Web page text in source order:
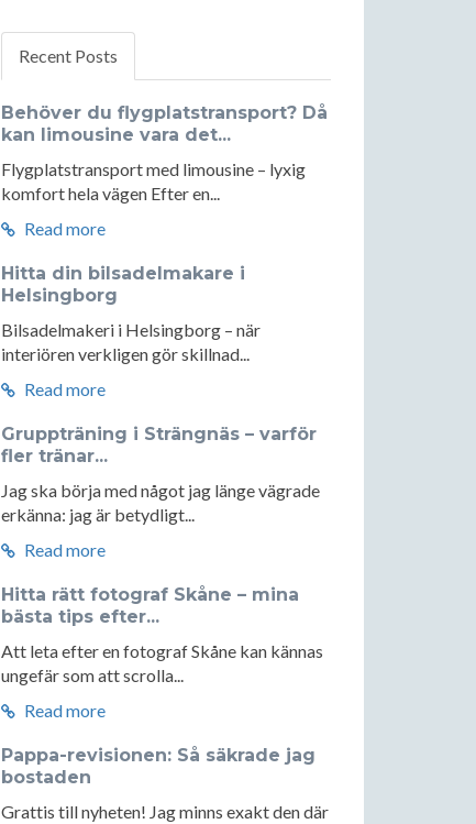
Recent Posts
Behöver du flygplatstransport? Då
kan limousine vara det...
Flygplatstransport med limousine – lyxig
komfort hela vägen Efter en...
Read more
Hitta din bilsadelmakare i
Helsingborg
Bilsadelmakeri i Helsingborg – när
interiören verkligen gör skillnad...
Read more
Gruppträning i Strängnäs – varför
fler tränar...
Jag ska börja med något jag länge vägrade
erkänna: jag är betydligt...
Read more
Hitta rätt fotograf Skåne – mina
bästa tips efter...
Att leta efter en fotograf Skåne kan kännas
ungefär som att scrolla...
Read more
Pappa-revisionen: Så säkrade jag
bostaden
Grattis till nyheten! Jag minns exakt den där